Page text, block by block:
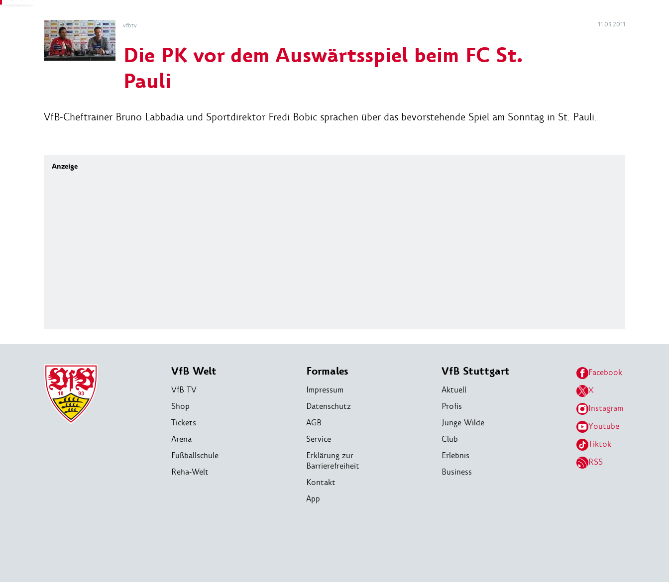
vfbtv 11.03.2011
Die PK vor dem Auswärtsspiel beim FC St.
Pauli
VfB-Cheftrainer Bruno Labbadia und Sportdirektor Fredi Bobic sprachen über das bevorstehende Spiel am Sonntag in St. Pauli.
VfB Welt
VfB TV
Shop
Tickets
Arena
Fußballschule
Reha-Welt
Formales
Impressum
Datenschutz
AGB
Service
Erklärung zur
Barrierefreiheit
Kontakt
App
VfB Stuttgart
Aktuell
Profis
Junge Wilde
Club
Erlebnis
Business
Facebook
X
Instagram
Youtube
Tiktok
RSS